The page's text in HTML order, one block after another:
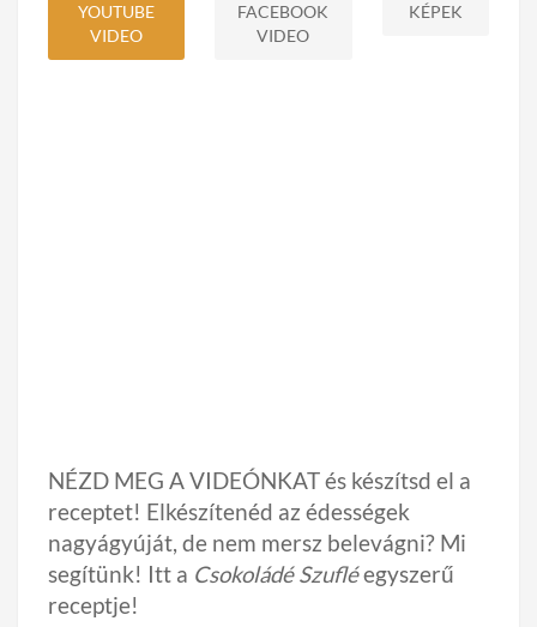
YOUTUBE
VIDEO
FACEBOOK
VIDEO
KÉPEK
NÉZD MEG A VIDEÓNKAT és készítsd el a
receptet! Elkészítenéd az édességek
nagyágyúját, de nem mersz belevágni? Mi
segítünk! Itt a Csokoládé Szufléegyszerű
receptje!